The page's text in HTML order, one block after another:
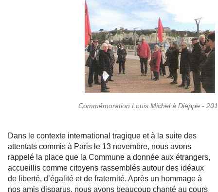
Commémoration Louis Michel à Dieppe -
Dans le contexte international tragique et à la suite des
attentats commis à Paris le 13 novembre, nous avons
rappelé la place que la Commune a donnée aux étrangers,
accueillis comme citoyens rassemblés autour des idéaux
de liberté, d’égalité et de fraternité. Après un hommage à
nos amis disparus, nous avons beaucoup chanté au cours